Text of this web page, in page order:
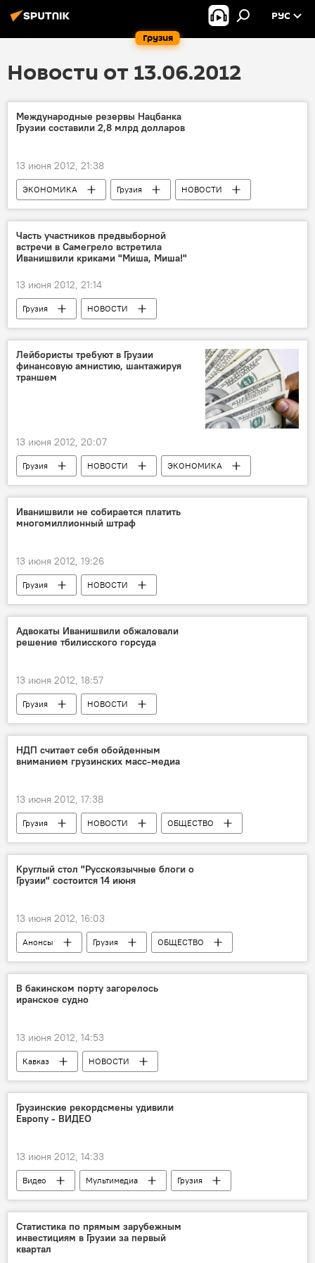
Грузия
РУС
Новости от 13.06.2012
Международные резервы Нацбанка
Грузии составили 2,8 млрд долларов
13 июня 2012, 21:38
ЭКОНОМИКА Грузия НОВОСТИ
Часть участников предвыборной
встречи в Самегрело встретила
Иванишвили криками "Миша, Миша!"
13 июня 2012, 21:14
Грузия НОВОСТИ
Лейбористы требуют в Грузии
финансовую амнистию, шантажируя
траншем
13 июня 2012, 20:07
Грузия НОВОСТИ ЭКОНОМИКА
Иванишвили не собирается платить
многомиллионный штраф
13 июня 2012, 19:26
Грузия НОВОСТИ
Адвокаты Иванишвили обжаловали
решение тбилисского горсуда
13 июня 2012, 18:57
Грузия НОВОСТИ
НДП считает себя обойденным
вниманием грузинских масс-медиа
13 июня 2012, 17:38
Грузия НОВОСТИ ОБЩЕСТВО
Круглый стол "Русскоязычные блоги о
Грузии" состоится 14 июня
13 июня 2012, 16:03
Анонсы Грузия
ОБЩЕСТВО
НОВОСТИ
В бакинском порту загорелось
иранское судно
13 июня 2012, 14:53
Кавказ
НОВОСТИ
ПРОИСШЕСТВИЯ
Грузинские рекордсмены удивили
Европу - ВИДЕО
13 июня 2012, 14:33
Видео Мультимедиа
Грузия
ОБЩЕСТВО
НОВОСТИ СПОРТ
Статистика по прямым зарубежным
инвестициям в Грузии за первый
квартал